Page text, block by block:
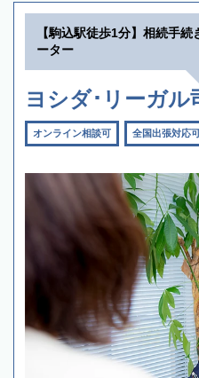
【駒込駅徒歩1分】相続手
ーター
ヨシダ･リーガル
オンライン相談可 全国出張対応